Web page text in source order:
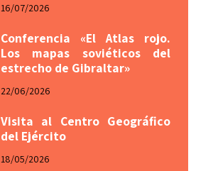
16/07/2026
Conferencia «El Atlas rojo.
Los mapas soviéticos del
estrecho de Gibraltar»
22/06/2026
Visita al Centro Geográfico
del Ejército
18/05/2026